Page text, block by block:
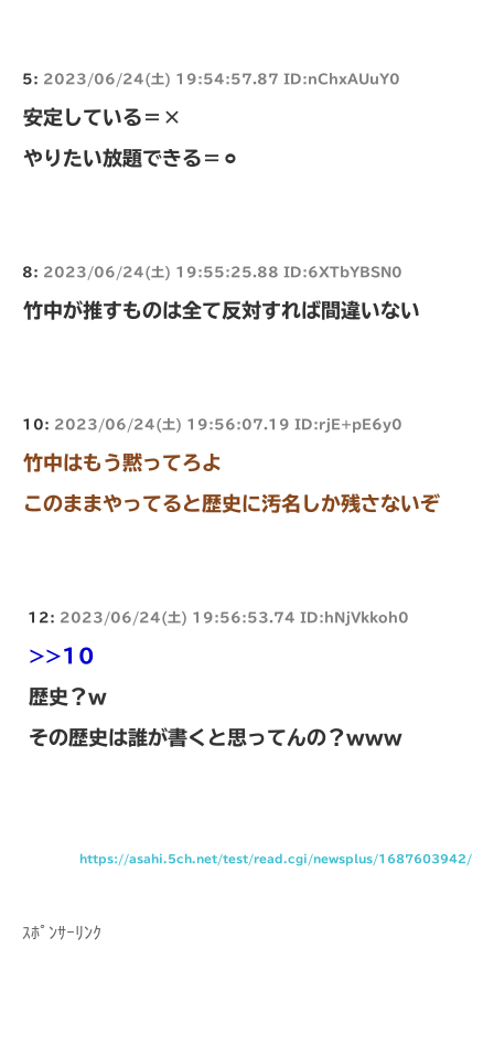
5: 2023/06/24(土) 19:54:57.87 ID:nChxAUuY0
安定している＝×
やりたい放題できる＝⚪︎
8: 2023/06/24(土) 19:55:25.88 ID:6XTbYBSN0
竹中が推すものは全て反対すれば間違いない
10: 2023/06/24(土) 19:56:07.19 ID:rjE+pE6y0
竹中はもう黙ってろよ
このままやってると歴史に汚名しか残さないぞ
12: 2023/06/24(土) 19:56:53.74 ID:hNjVkkoh0
>>10
歴史？w
その歴史は誰が書くと思ってんの？www
https://asahi.5ch.net/test/read.cgi/newsplus/1687603942/
ｽﾎﾟﾝｻｰﾘﾝｸ